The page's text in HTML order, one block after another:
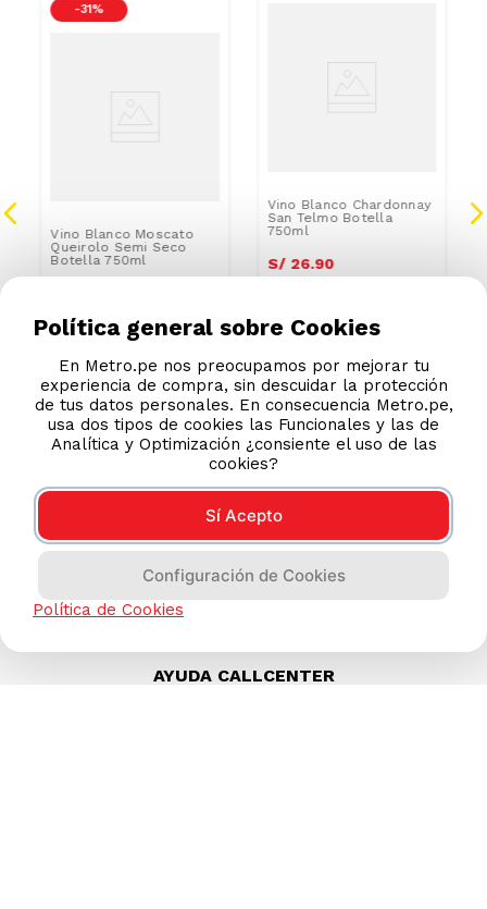
-31 %
Vino Blanco Moscato
Queirolo Semi Seco
Botella 750ml
S/22.90
Vino Blanco Chardonnay
San Telmo Botella
750ml
S/ 26.90
AYUDA CALLCENTER
Política general sobre Cookies
En Metro.pe nos preocupamos por mejorar tu
experiencia de compra, sin descuidar la protección
de tus datos personales. En consecuencia Metro.pe,
usa dos tipos de cookies las Funcionales y las de
Analítica y Optimización ¿consiente el uso de las
cookies?
Sí Acepto
Configuración de Cookies
Política de Cookies